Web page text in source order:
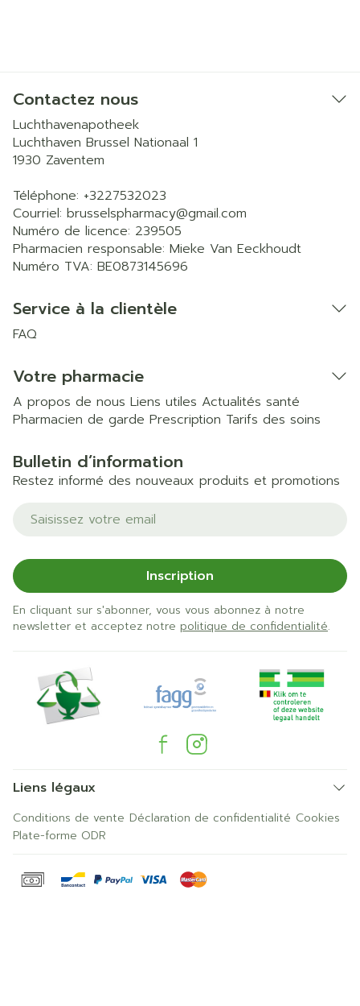
Contactez nous
Luchthavenapotheek
Luchthaven Brussel Nationaal 1
1930 Zaventem
Téléphone: +3227532023
Courriel: brusselspharmacy@gmail.com
Numéro de licence: 239505
Pharmacien responsable: Mieke Van Eeckhoudt
Numéro TVA: BE0873145696
Service à la clientèle
FAQ
Votre pharmacie
A propos de nous Liens utiles Actualités santé
Pharmacien de garde Prescription Tarifs des soins
Bulletin d’information
Restez informé des nouveaux produits et promotions
Adresse mail
Inscription
En cliquant sur s'abonner, vous vous abonnez à notre
newsletter et acceptez notre politique de confidentialité.
Liens légaux
Conditions de vente Déclaration de confidentialité Cookies
Plate-forme ODR